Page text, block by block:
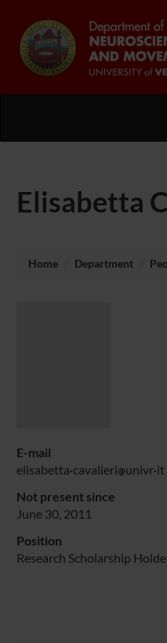
Elisabetta
Home Department
E-mail
elisabetta cavalieri univr it
Not present since
June 30, 2011
Position
Research Scholarship